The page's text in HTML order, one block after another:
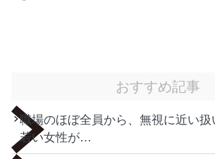
おすすめ記事
職場のほぼ全員から、無視に近い扱
若い女性が…